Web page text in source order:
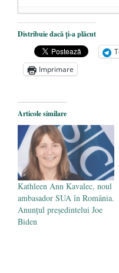
Dezvăluiri
președintele
Zelensky
- 13
Statul care
Legea Vexler
poetului
- 16 aprilie 2026
Distribuie dacă ți-a plăcut
Imprimare
Articole similare
Kathleen Ann Kavalec, noul
ambasador SUA în România.
Anunțul președintelui Joe
Biden